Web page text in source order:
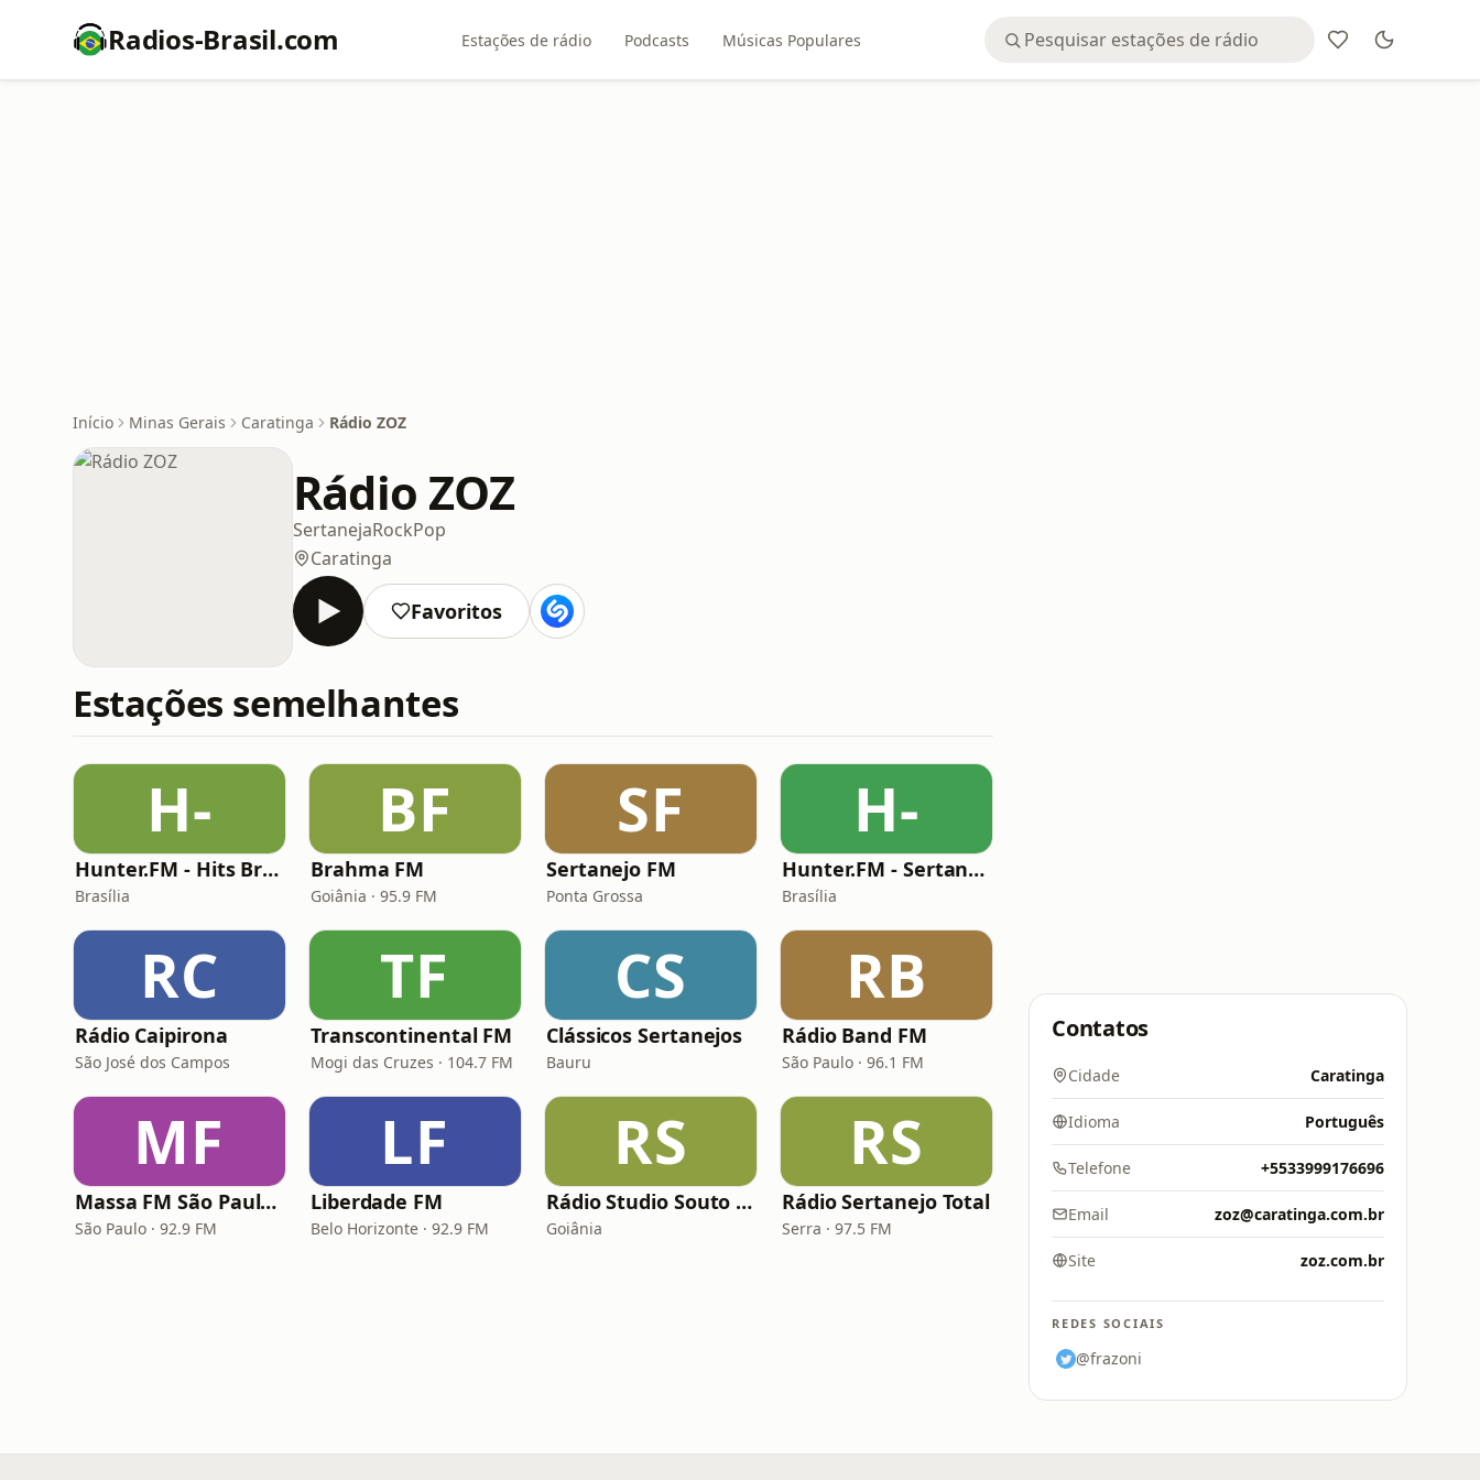
Radios-Brasil.com Estações de rádio Podcasts Músicas Populares
Início Minas Gerais Caratinga Rádio ZOZ
Rádio ZOZ
SertanejaRockPop
Caratinga
Favoritos
Estações semelhantes
H-
Hunter.FM - Hits Brasil
Brasília
BF
Brahma FM
Goiânia · 95.9 FM
SF
Sertanejo FM
Ponta Grossa
H-
Hunter.FM - Sertanejo
Brasília
RC
Rádio Caipirona
São José dos Campos
TF
Transcontinental FM
Mogi das Cruzes · 104.7 FM
CS
Clássicos Sertanejos
Bauru
RB
Rádio Band FM
São Paulo · 96.1 FM
MF
Massa FM São Paulo 92.9
São Paulo · 92.9 FM
LF
Liberdade FM
Belo Horizonte · 92.9 FM
RS
Rádio Studio Souto - Sertaneja
Goiânia
RS
Rádio Sertanejo Total
Serra · 97.5 FM
Contatos
Cidade Caratinga
Idioma Português
Telefone +5533999176696
Email zoz@caratinga.com.br
Site zoz.com.br
REDES SOCIAIS
@frazoni